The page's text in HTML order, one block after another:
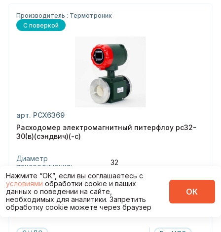
Производитель : Термотроник
С поверкой
арт. РСХ6369
Расходомер электромагнитный питерфлоу рс32-
30(в)(сэндвич)(-с)
Диаметр
присоединения:
32
Класс:
В
Тип присоединения:
Беспроводная
передача данных:
Нет
Нажмите “ОК”, если вы соглашаетесь с
условиями обработки cookie и ваших
данных о поведении на сайте,
необходимых для аналитики. Запретить
обработку cookie можете через браузер
ОК